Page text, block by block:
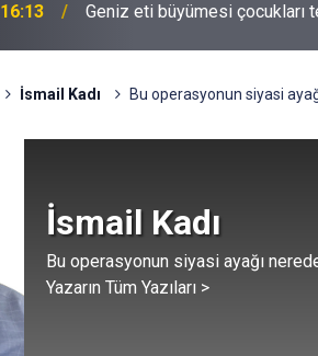
16:13 Geniz eti büyümesi çocukları
İsmail Kadı Bu operasyonun siyasi
İsmail Kadı
Bu operasyonun siyasi ayağı
Yazarın Tüm Yazıları >